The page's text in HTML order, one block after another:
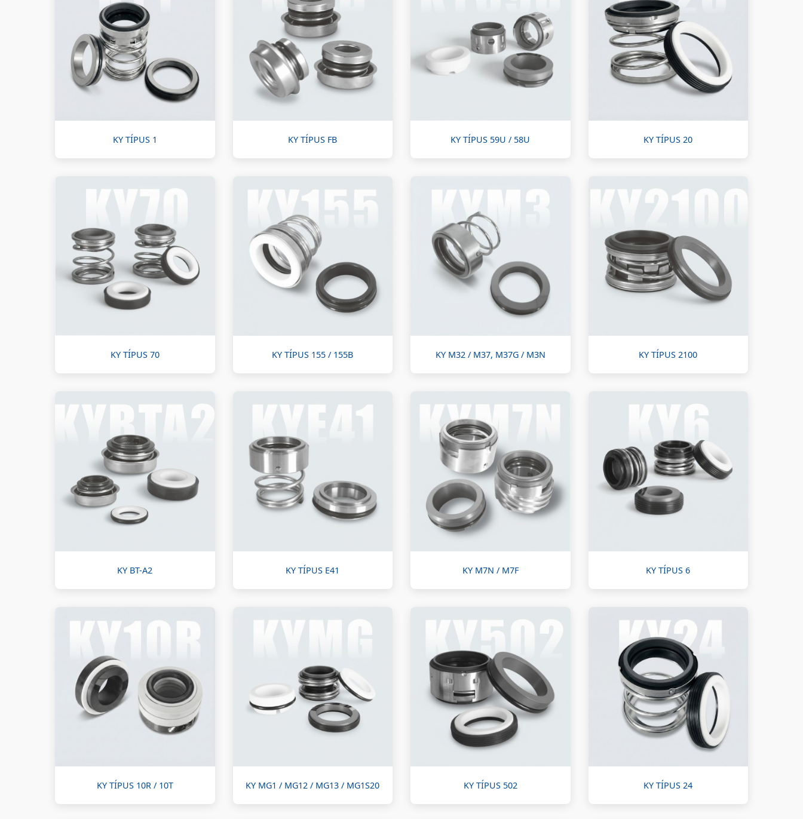
KY TÍPUS 1 KY TÍPUS FB KY TÍPUS 59U / 58U KY TÍPUS 20
KY TÍPUS 70 KY TÍPUS 155 / 155B KY M32 / M37, M37G / M3N KY TÍPUS 2100
KY BT-A2 KY TÍPUS E41 KY M7N / M7F KY TÍPUS 6
KY TÍPUS 10R / 10T KY MG1 / MG12 / MG13 / MG1S20 KY TÍPUS 502 KY TÍPUS 24